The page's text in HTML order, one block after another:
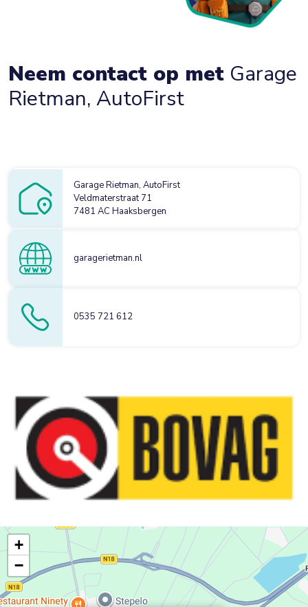
Neem contact op met Garage
Rietman, AutoFirst
Garage Rietman, AutoFirst
Veldmaterstraat 71
7481 AC Haaksbergen
garagerietman.nl
0535 721 612
+
−